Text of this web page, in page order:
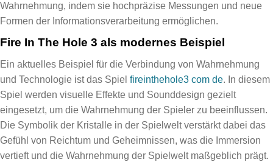
Wahrnehmung, indem sie hochpräzise Messungen und neue
Formen der Informationsverarbeitung ermöglichen.
Fire In The Hole 3 als modernes Beispiel
Ein aktuelles Beispiel für die Verbindung von Wahrnehmung
und Technologie ist das Spiel fireinthehole3 com de. In diesem
Spiel werden visuelle Effekte und Sounddesign gezielt
eingesetzt, um die Wahrnehmung der Spieler zu beeinflussen.
Die Symbolik der Kristalle in der Spielwelt verstärkt dabei das
Gefühl von Reichtum und Geheimnissen, was die Immersion
vertieft und die Wahrnehmung der Spielwelt maßgeblich prägt.